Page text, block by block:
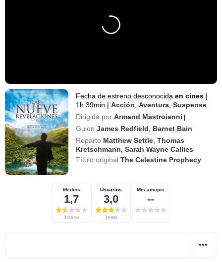
Fecha de estreno desconocidaen cines |
1h 39min | Acción ,Aventura ,Suspense
Dirigida por Armand Mastroianni |
Guion James Redfield
Barnet Bain
Reparto Matthew Settle ,Thomas
Kretschmann ,Sarah Wayne Callies
Título originalThe Celestine Prophecy
Medios
1,7
3 críticas
Usuarios
3,0
3 notas
Mis amigos
--